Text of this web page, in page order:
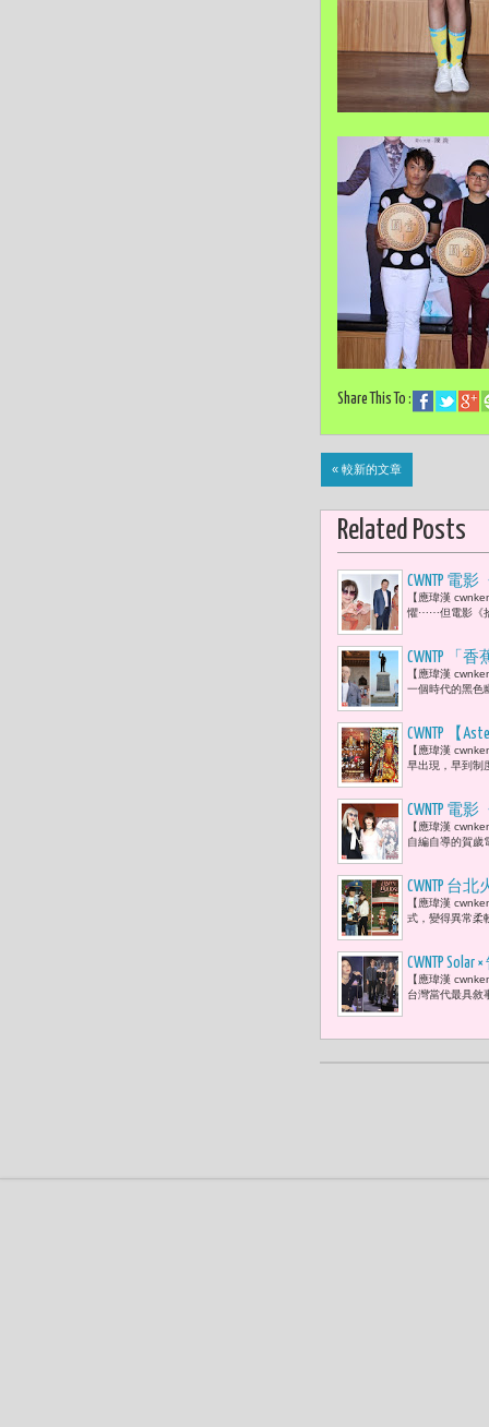
Share This To :
« 較新的文章
Related Posts
CWNTP 電
命裡失去
【應瑋漢
懼⋯⋯但電影《
CWNTP 「
生的武器
【應瑋漢
一個時代的黑色
CWNTP 【
好，人先
【應瑋漢
早出現，早到制
CWNTP 電
【應瑋漢
自編自導的賀歲
CWNTP 台
風點亮車
【應瑋漢
式，變得異常柔
CWNTP
啦！」
【應瑋漢
台灣當代最具敘